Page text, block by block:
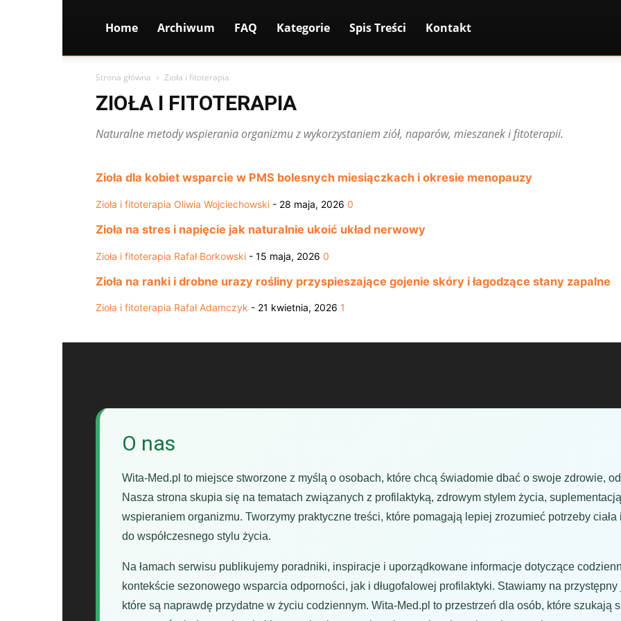
Home Archiwum FAQ Kategorie Spis Treści Kontakt
Strona główna Zioła i fitoterapia
ZIOŁA I FITOTERAPIA
Naturalne metody wspierania organizmu z wykorzystaniem ziół, naparów, mieszanek i fitoterapii.
Zioła dla kobiet wsparcie w PMS bolesnych miesiączkach i okresie menopauzy
Zioła i fitoterapia Oliwia Wojciechowski - 28 maja, 2026 0
Zioła na stres i napięcie jak naturalnie ukoić układ nerwowy
Zioła i fitoterapia Rafał Borkowski - 15 maja, 2026 0
Zioła na ranki i drobne urazy rośliny przyspieszające gojenie skóry i łagodzące stany zapalne
Zioła i fitoterapia Rafał Adamczyk - 21 kwietnia, 2026 1
O nas
Wita-Med.pl to miejsce stworzone z myślą o osobach, które chcą świadomie dbać o swoje zdrowie,
Nasza strona skupia się na tematach związanych z profilaktyką, zdrowym stylem życia,
wspieraniem organizmu. Tworzymy praktyczne treści, które pomagają lepiej zrozumieć potrzeby
do współczesnego stylu życia.
Na łamach serwisu publikujemy poradniki, inspiracje i uporządkowane informacje dotyczące
kontekście sezonowego wsparcia odporności, jak i długofalowej profilaktyki. Stawiamy na
które są naprawdę przydatne w życiu codziennym. Wita-Med.pl to przestrzeń dla osób, które szukają